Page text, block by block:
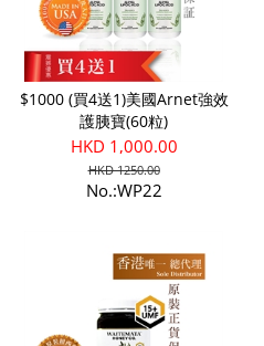
$1000 (買4送1)美國Arnet強效
護胰寶(60粒)
HKD 1,000.00
HKD 1250.00
No.:WP22